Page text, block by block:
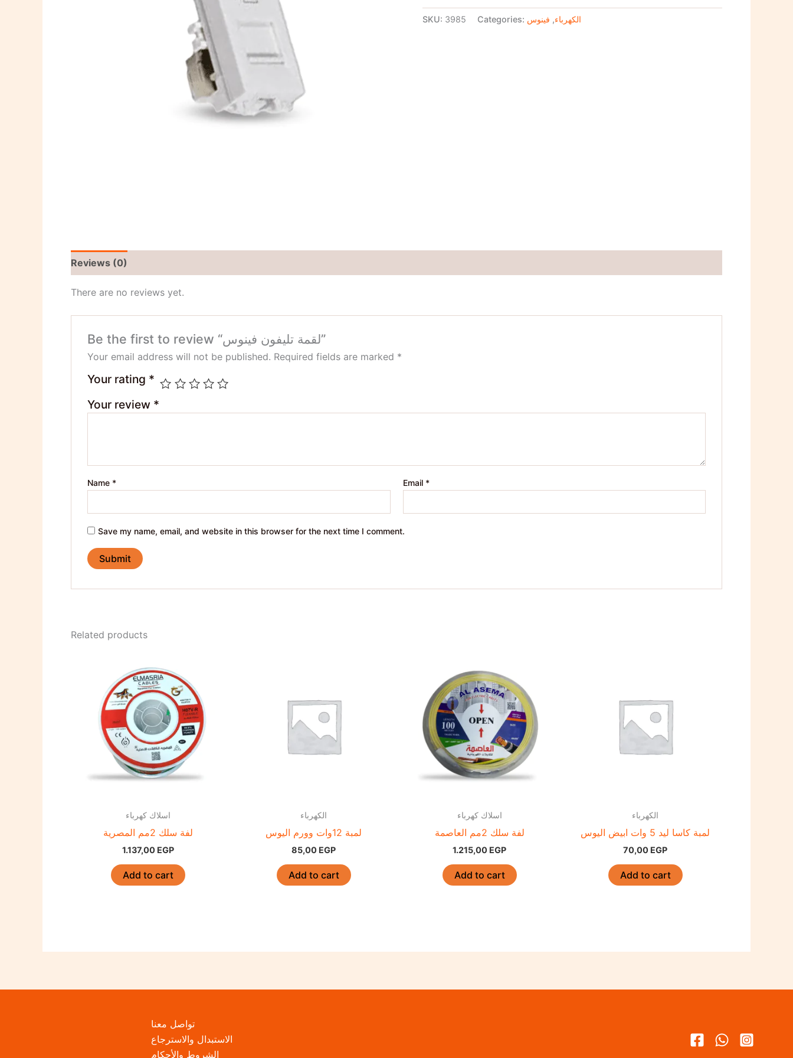
SKU: 3985 Categories: الكهرباء, فينوس
Reviews (0)
There are no reviews yet.
Be the first to review “لقمة تليفون فينوس”
Your email address will not be published. Required fields are marked *
Your rating *
Your review *
Name * Email *
Save my name, email, and website in this browser for the next time I comment.
Related products
اسلاك كهرباء
لفة سلك 2مم المصرية
1.137,00 EGP
Add to cart
الكهرباء
لمبة 12وات وورم اليوس
85,00 EGP
Add to cart
اسلاك كهرباء
لفة سلك 2مم العاصمة
1.215,00 EGP
Add to cart
الكهرباء
لمبة كاسا ليد 5 وات ابيض اليوس
70,00 EGP
Add to cart
تواصل معنا
الاستبدال والاسترجاع
الشروط والأحكام